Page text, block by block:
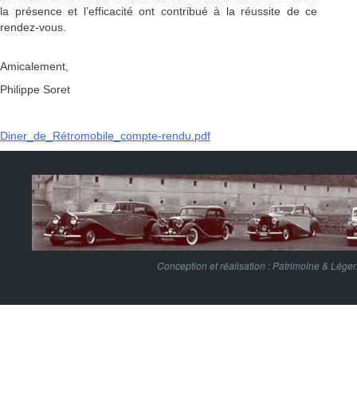
la présence et l’efficacité ont contribué à la réussite de ce
rendez-vous.
Amicalement,
Philippe Soret
Diner_de_Rétromobile_compte-rendu.pdf
Conception et réalisation : Patrimoine &